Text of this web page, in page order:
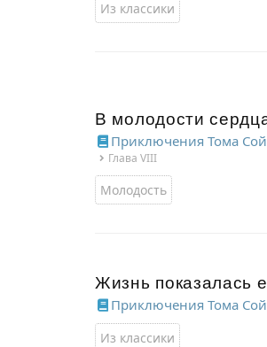
Из классики
В молодости
Приключения Тома
Глава VIII
Молодость
Жизнь показалась
Приключения Тома
Из классики